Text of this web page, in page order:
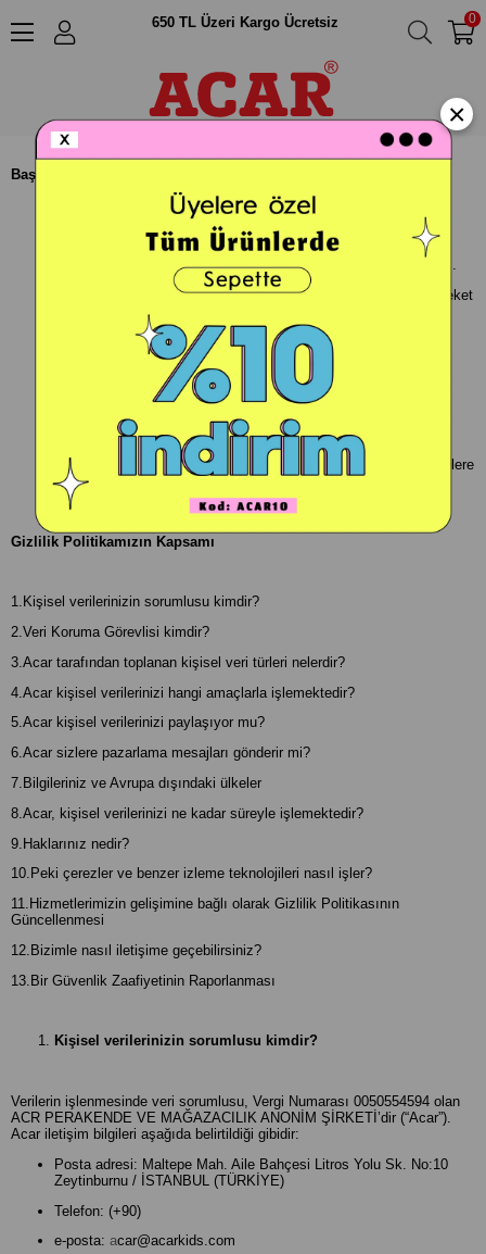
0
650 TL Üzeri Kargo Ücretsiz
GİZLİLİK POLİTİKASI
Veri gizliliği Acar için son derece önemli ve kişisel verilerinizin işlenmesi
sürecimizin açık ve şeffaf olmasına özellikle önem vermekteyiz.
Bu nedenle kişisel verilerinizin nasıl işleneceği ve korunacağını
açıkladığımız bir politikamız vardır. Bu içerik önemlidir, bu yüzden lütfen
okuyun ve gizliliğinizi kontrol ettiğinizden emin olun.
Başlamadan önce sizlere gizlilik ilkelerimizi açıklamak isteriz:
Gizliliğinizi ciddiye alıyoruz.
Kişisel verilerinizin güvenliğini koruyacağımızı taahhüt ediyoruz.
Kişisel verilerinizi kullanırken veri gizliliği yasalarına uygun hareket
Kişisel verilerinizi sadece bu belgede açıklanan şekillerde
Gerekli değilse, kişisel verilerinizi toplamayacağız.
Kişisel verileri toplama amaçlarımız açısından artık gerekli
olmadığında kişisel verilerinizi toplamayı bırakacağız.
Kişisel verilerinizin kontrolü için sahip olduğunuz haklarınızı sizlere
açıklayacağız.
Gizlilik Politikamızın Kapsamı
1.Kişisel verilerinizin sorumlusu kimdir?
2.Veri Koruma Görevlisi kimdir?
3.Acar tarafından toplanan kişisel veri türleri nelerdir?
4.Acar kişisel verilerinizi hangi amaçlarla işlemektedir?
5.Acar kişisel verilerinizi paylaşıyor mu?
6.Acar sizlere pazarlama mesajları gönderir mi?
7.Bilgileriniz ve Avrupa dışındaki ülkeler
8.Acar, kişisel verilerinizi ne kadar süreyle işlemektedir?
9.Haklarınız nedir?
10.Peki çerezler ve benzer izleme teknolojileri nasıl işler?
11.Hizmetlerimizin gelişimine bağlı olarak Gizlilik Politikasının
Güncellenmesi
12.Bizimle nasıl iletişime geçebilirsiniz?
13.Bir Güvenlik Zaafiyetinin Raporlanması
Kişisel verilerinizin sorumlusu kimdir?
Verilerin işlenmesinde veri sorumlusu, Vergi Numarası 0050554594 olan
ACR PERAKENDE VE MAĞAZACILIK ANONİM ŞİRKETİ’dir (“Acar”).
Acar iletişim bilgileri aşağıda belirtildiği gibidir:
Posta adresi: Maltepe Mah. Aile Bahçesi Litros Yolu Sk. No:10
Zeytinburnu / İSTANBUL (TÜRKİYE)
Telefon: (+90)
e-posta: acar@acarkids.com
×